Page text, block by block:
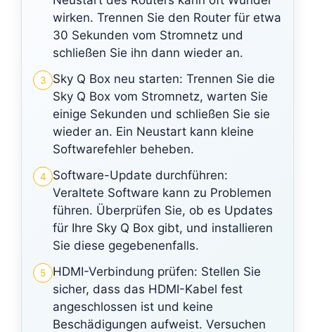
wirken. Trennen Sie den Router für etwa
30 Sekunden vom Stromnetz und
schließen Sie ihn dann wieder an.
3
Sky Q Box neu starten: Trennen Sie die
Sky Q Box vom Stromnetz, warten Sie
einige Sekunden und schließen Sie sie
wieder an. Ein Neustart kann kleine
Softwarefehler beheben.
4
Software-Update durchführen:
Veraltete Software kann zu Problemen
führen. Überprüfen Sie, ob es Updates
für Ihre Sky Q Box gibt, und installieren
Sie diese gegebenenfalls.
5
HDMI-Verbindung prüfen: Stellen Sie
sicher, dass das HDMI-Kabel fest
angeschlossen ist und keine
Beschädigungen aufweist. Versuchen